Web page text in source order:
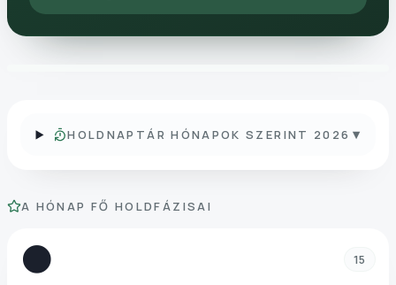
HOLDNAPTÁR HÓNAPOK SZERINT 2026 ▾
A HÓNAP FŐ HOLDFÁZISAI
🌑 15